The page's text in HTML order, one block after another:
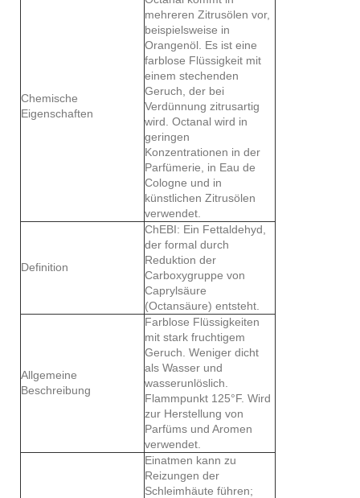
Chemische
Eigenschaften
mehreren Zitrusölen vor,
beispielsweise in
Orangenöl. Es ist eine
farblose Flüssigkeit mit
einem stechenden
Geruch, der bei
Verdünnung zitrusartig
wird. Octanal wird in
geringen
Konzentrationen in der
Parfümerie, in Eau de
Cologne und in
künstlichen Zitrusölen
verwendet.
Definition
ChEBI: Ein Fettaldehyd,
der formal durch
Reduktion der
Carboxygruppe von
Caprylsäure
(Octansäure) entsteht.
Allgemeine
Beschreibung
Farblose Flüssigkeiten
mit stark fruchtigem
Geruch. Weniger dicht
als Wasser und
wasserunlöslich.
Flammpunkt 125°F. Wird
zur Herstellung von
Parfüms und Aromen
verwendet.
Einatmen kann zu
Reizungen der
Schleimhäute führen;